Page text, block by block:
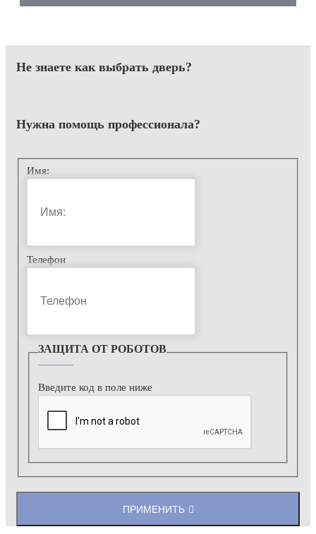
Не знаете как выбрать дверь?
Нужна помощь профессионала?
Имя:
Телефон
ЗАЩИТА ОТ РОБОТОВ
Введите код в поле ниже
ПРИМЕНИТЬ